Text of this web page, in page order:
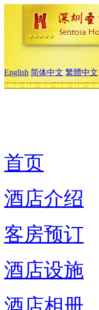
English 简体中文 繁體中文
首页
酒店介绍
客房预订
酒店设施